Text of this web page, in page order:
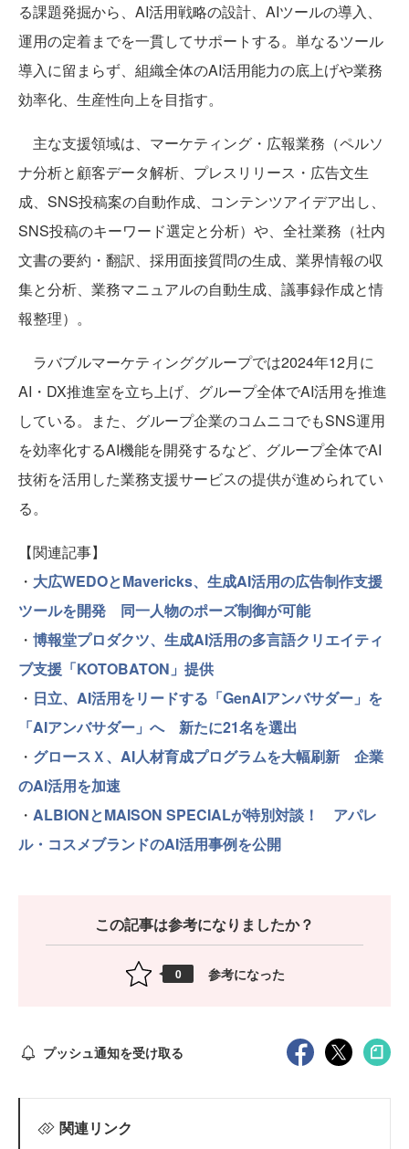
る課題発掘から、AI活用戦略の設計、AIツールの導入、
運用の定着までを一貫してサポートする。単なるツール
導入に留まらず、組織全体のAI活用能力の底上げや業務
効率化、生産性向上を目指す。
主な支援領域は、マーケティング・広報業務（ペルソ
ナ分析と顧客データ解析、プレスリリース・広告文生
成、SNS投稿案の自動作成、コンテンツアイデア出し、
SNS投稿のキーワード選定と分析）や、全社業務（社内
文書の要約・翻訳、採用面接質問の生成、業界情報の収
集と分析、業務マニュアルの自動生成、議事録作成と情
報整理）。
ラバブルマーケティンググループでは2024年12月に
AI・DX推進室を立ち上げ、グループ全体でAI活用を推進
している。また、グループ企業のコムニコでもSNS運用
を効率化するAI機能を開発するなど、グループ全体でAI
技術を活用した業務支援サービスの提供が進められてい
る。
【関連記事】
・ 大広WEDOとMavericks、生成AI活用の広告制作支援
ツールを開発 同一人物のポーズ制御が可能
・ 博報堂プロダクツ、生成AI活用の多言語クリエイティ
ブ支援「KOTOBATON」提供
・ 日立、AI活用をリードする「GenAIアンバサダー」を
「AIアンバサダー」へ 新たに21名を選出
・ グロースＸ、AI人材育成プログラムを大幅刷新 企業
のAI活用を加速
・ ALBIONとMAISON SPECIALが特別対談！ アパレ
ル・コスメブランドのAI活用事例を公開
この記事は参考になりましたか？
0 参考になった
プッシュ通知を受け取る
関連リンク